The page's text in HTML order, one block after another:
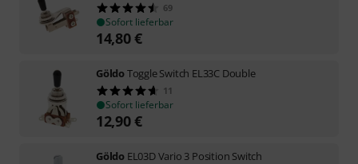
69
Sofort lieferbar
14,80€
GöldoToggle Switch EL33C Double
11
Sofort lieferbar
12,90€
Göldo EL03D Vario 3 Position Switch